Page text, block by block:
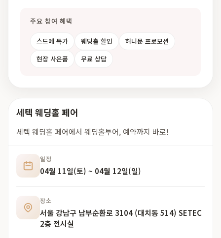
주요 참여 혜택
스드메 특가 웨딩홀 할인
허니문 프로모션
현장 사은품
무료 상담
세텍 웨딩홀 페어
세텍 웨딩홀 페어에서 웨딩홀투어, 예약까지 바로!
일정
04월 11일(토) ~ 04월 12일(일)
장소
서울 강남구 남부순환로 3104 (대치동 514) SETEC
2층 전시실